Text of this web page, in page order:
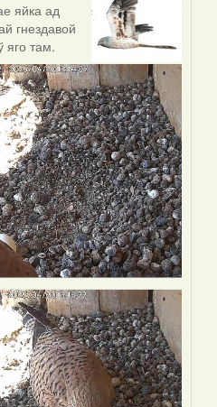
яйка ад
гнездавой
яго там.